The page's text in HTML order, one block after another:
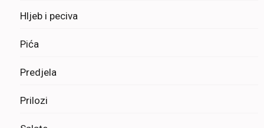
Hljeb i peciva
Pića
Predjela
Prilozi